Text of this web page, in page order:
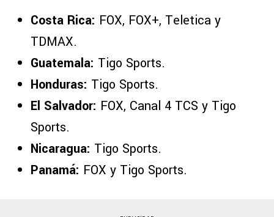
Costa Rica: FOX, FOX+, Teletica y
TDMAX.
Guatemala: Tigo Sports.
Honduras: Tigo Sports.
El Salvador: FOX, Canal 4 TCS y Tigo
Sports.
Nicaragua: Tigo Sports.
Panamá: FOX y Tigo Sports.